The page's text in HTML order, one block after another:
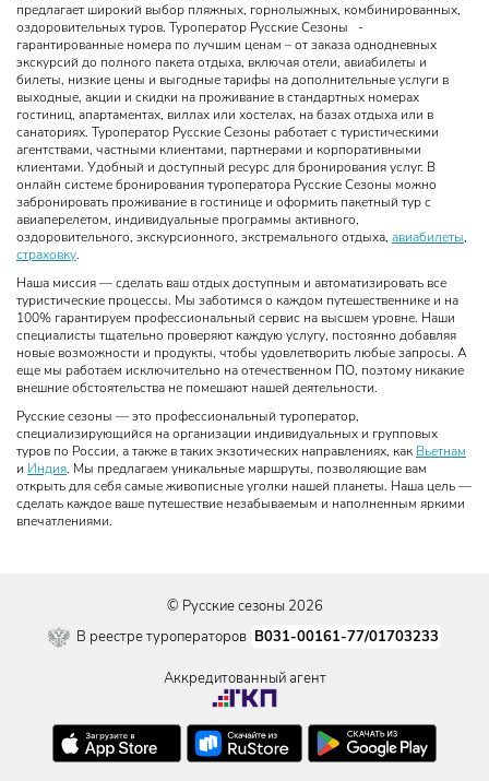
предлагает широкий выбор пляжных, горнолыжных, комбинированных,
оздоровительных туров. Туроператор Русские Сезоны -
гарантированные номера по лучшим ценам – от заказа однодневных
экскурсий до полного пакета отдыха, включая отели, авиабилеты и
билеты, низкие цены и выгодные тарифы на дополнительные услуги в
выходные, акции и скидки на проживание в стандартных номерах
гостиниц, апартаментах, виллах или хостелах, на базах отдыха или в
санаториях. Туроператор Русские Сезоны работает с туристическими
агентствами, частными клиентами, партнерами и корпоративными
клиентами. Удобный и доступный ресурс для бронирования услуг. В
онлайн системе бронирования туроператора Русские Сезоны можно
забронировать проживание в гостинице и оформить пакетный тур с
авиаперелетом, индивидуальные программы активного,
оздоровительного, экскурсионного, экстремального отдыха, авиабилеты
страховку
Наша миссия — сделать ваш отдых доступным и автоматизировать все
туристические процессы. Мы заботимся о каждом путешественнике и на
100% гарантируем профессиональный сервис на высшем уровне. Наши
специалисты тщательно проверяют каждую услугу, постоянно добавляя
новые возможности и продукты, чтобы удовлетворить любые запросы. А
еще мы работаем исключительно на отечественном ПО, поэтому никакие
внешние обстоятельства не помешают нашей деятельности.
Русские сезоны — это профессиональный туроператор,
специализирующийся на организации индивидуальных и групповых
туров по России, а также в таких экзотических направлениях, как Вьетнам
и Индия . Мы предлагаем уникальные маршруты, позволяющие вам
открыть для себя самые живописные уголки нашей планеты. Наша цель —
сделать каждое ваше путешествие незабываемым и наполненным яркими
впечатлениями.
© Русские сезоны 2026
В реестре туроператоров В031-00161-77/01703233
Аккредитованный агент